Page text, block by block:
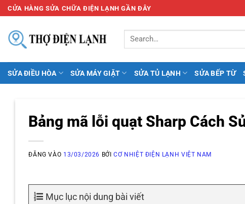
Bỏ
nội
dung
CỬA HÀNG SỬA CHỮA ĐIỆN LẠNH GẦN ĐÂY
SỬA ĐIỀU HÒA SỬA MÁY GIẶT SỬA TỦ LẠNH SỬA BẾP TỪ
Bảng mã lỗi quạt Sharp Cách
ĐĂNG VÀO 13/03/2026 BỞICƠ NHIỆT ĐIỆN LẠNH VIỆT NAM
Mục lục nội dung bài viết